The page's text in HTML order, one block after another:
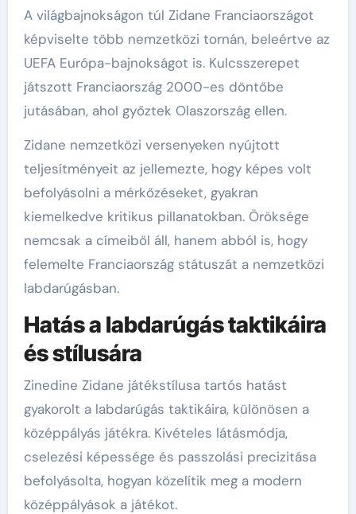
A világbajnokságon túl Zidane Franciaországot
képviselte több nemzetközi tornán, beleértve az
UEFA Európa-bajnokságot is. Kulcsszerepet
játszott Franciaország 2000-es döntőbe
jutásában, ahol győztek Olaszország ellen.
Zidane nemzetközi versenyeken nyújtott
teljesítményeit az jellemezte, hogy képes volt
befolyásolni a mérkőzéseket, gyakran
kiemelkedve kritikus pillanatokban. Öröksége
nemcsak a címeiből áll, hanem abból is, hogy
felemelte Franciaország státuszát a nemzetközi
labdarúgásban.
Hatás a labdarúgás taktikáira
és stílusára
Zinedine Zidane játékstílusa tartós hatást
gyakorolt a labdarúgás taktikáira, különösen a
középpályás játékra. Kivételes látásmódja,
cselezési képessége és passzolási precizitása
befolyásolta, hogyan közelítik meg a modern
középpályások a játékot.